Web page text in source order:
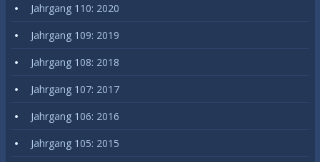
Jahrgang 110: 2020
Jahrgang 109: 2019
Jahrgang 108: 2018
Jahrgang 107: 2017
Jahrgang 106: 2016
Jahrgang 105: 2015